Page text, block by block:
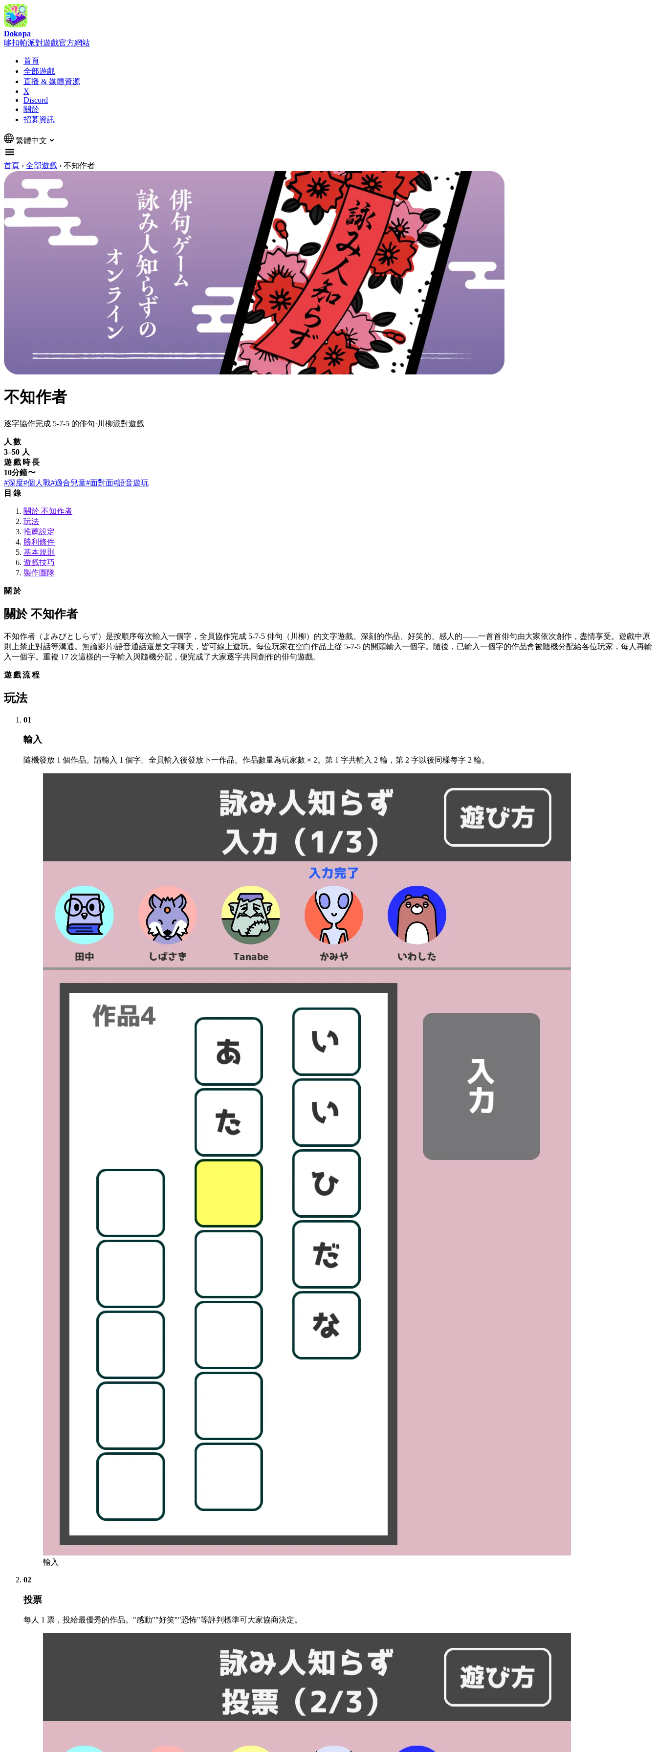
Dokopa
哆扣帕派對遊戲官方網站
首頁
全部遊戲
直播 & 媒體資源
X
Discord
關於
招募資訊
繁體中文
首頁 › 全部遊戲 › 不知作者
不知作者
逐字協作完成 5-7-5 的俳句·川柳派對遊戲
人數
3–50 人
遊戲時長
10分鐘〜
#深度#個人戰#適合兒童#面對面#語音遊玩
目錄
關於 不知作者
玩法
推薦設定
勝利條件
基本規則
遊戲技巧
製作團隊
關於
關於 不知作者
不知作者（よみびとしらず）是按順序每次輸入一個字，全員協作完成 5-7-5 俳句（川柳）的文字遊戲。深刻的作品、好笑的、感人的——一首首俳句由大家依次創作，盡情享受。遊戲中原
則上禁止對話等溝通。無論影片/語音通話還是文字聊天，皆可線上遊玩。每位玩家在空白作品上從 5-7-5 的開頭輸入一個字。隨後，已輸入一個字的作品會被隨機分配給各位玩家，每人再輸
入一個字。重複 17 次這樣的一字輸入與隨機分配，便完成了大家逐字共同創作的俳句遊戲。
遊戲流程
玩法
01
輸入
隨機發放 1 個作品。請輸入 1 個字。全員輸入後發放下一作品。作品數量為玩家數 × 2。第 1 字共輸入 2 輪，第 2 字以後同樣每字 2 輪。
輸入
02
投票
每人 1 票，投給最優秀的作品。"感動""好笑""恐怖"等評判標準可大家協商決定。